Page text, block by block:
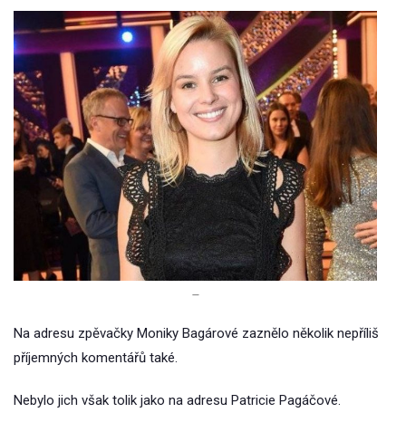
–
Na adresu zpěvačky Moniky Bagárové zaznělo několik nepříliš
příjemných komentářů také.
Nebylo jich však tolik jako na adresu Patricie Pagáčové.